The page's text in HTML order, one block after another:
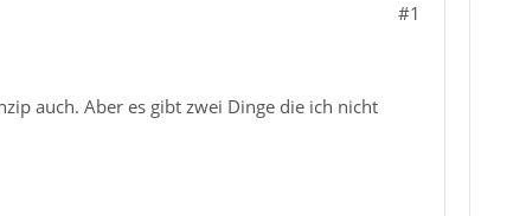
#1
auch. Aber es gibt zwei Dinge die ich nicht